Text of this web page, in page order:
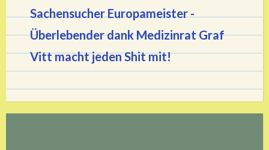
Sachensucher Europameister-
Überlebender dank Medizinrat Graf
Vitt macht jeden Shit mit!